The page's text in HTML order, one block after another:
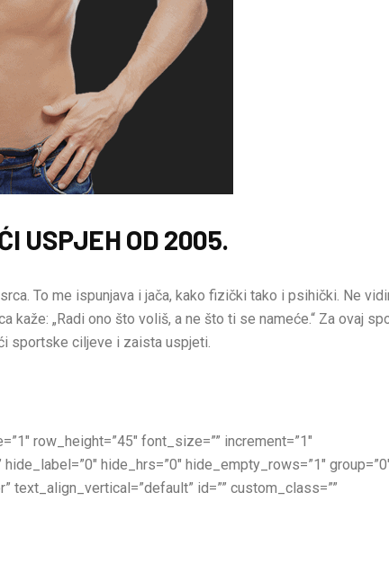
USPJEH OD 2005.
To me ispunjava i jača, kako fizički tako i psihički. Ne
kaže: „Radi ono što voliš, a ne što ti se nameće.“ Za ovaj
sportske ciljeve i zaista uspjeti.
row_height=”45″ font_size=”” increment=”1″
hide_hrs=”0″ hide_empty_rows=”1″
text_align_vertical=”default” id=”” custom_class=””